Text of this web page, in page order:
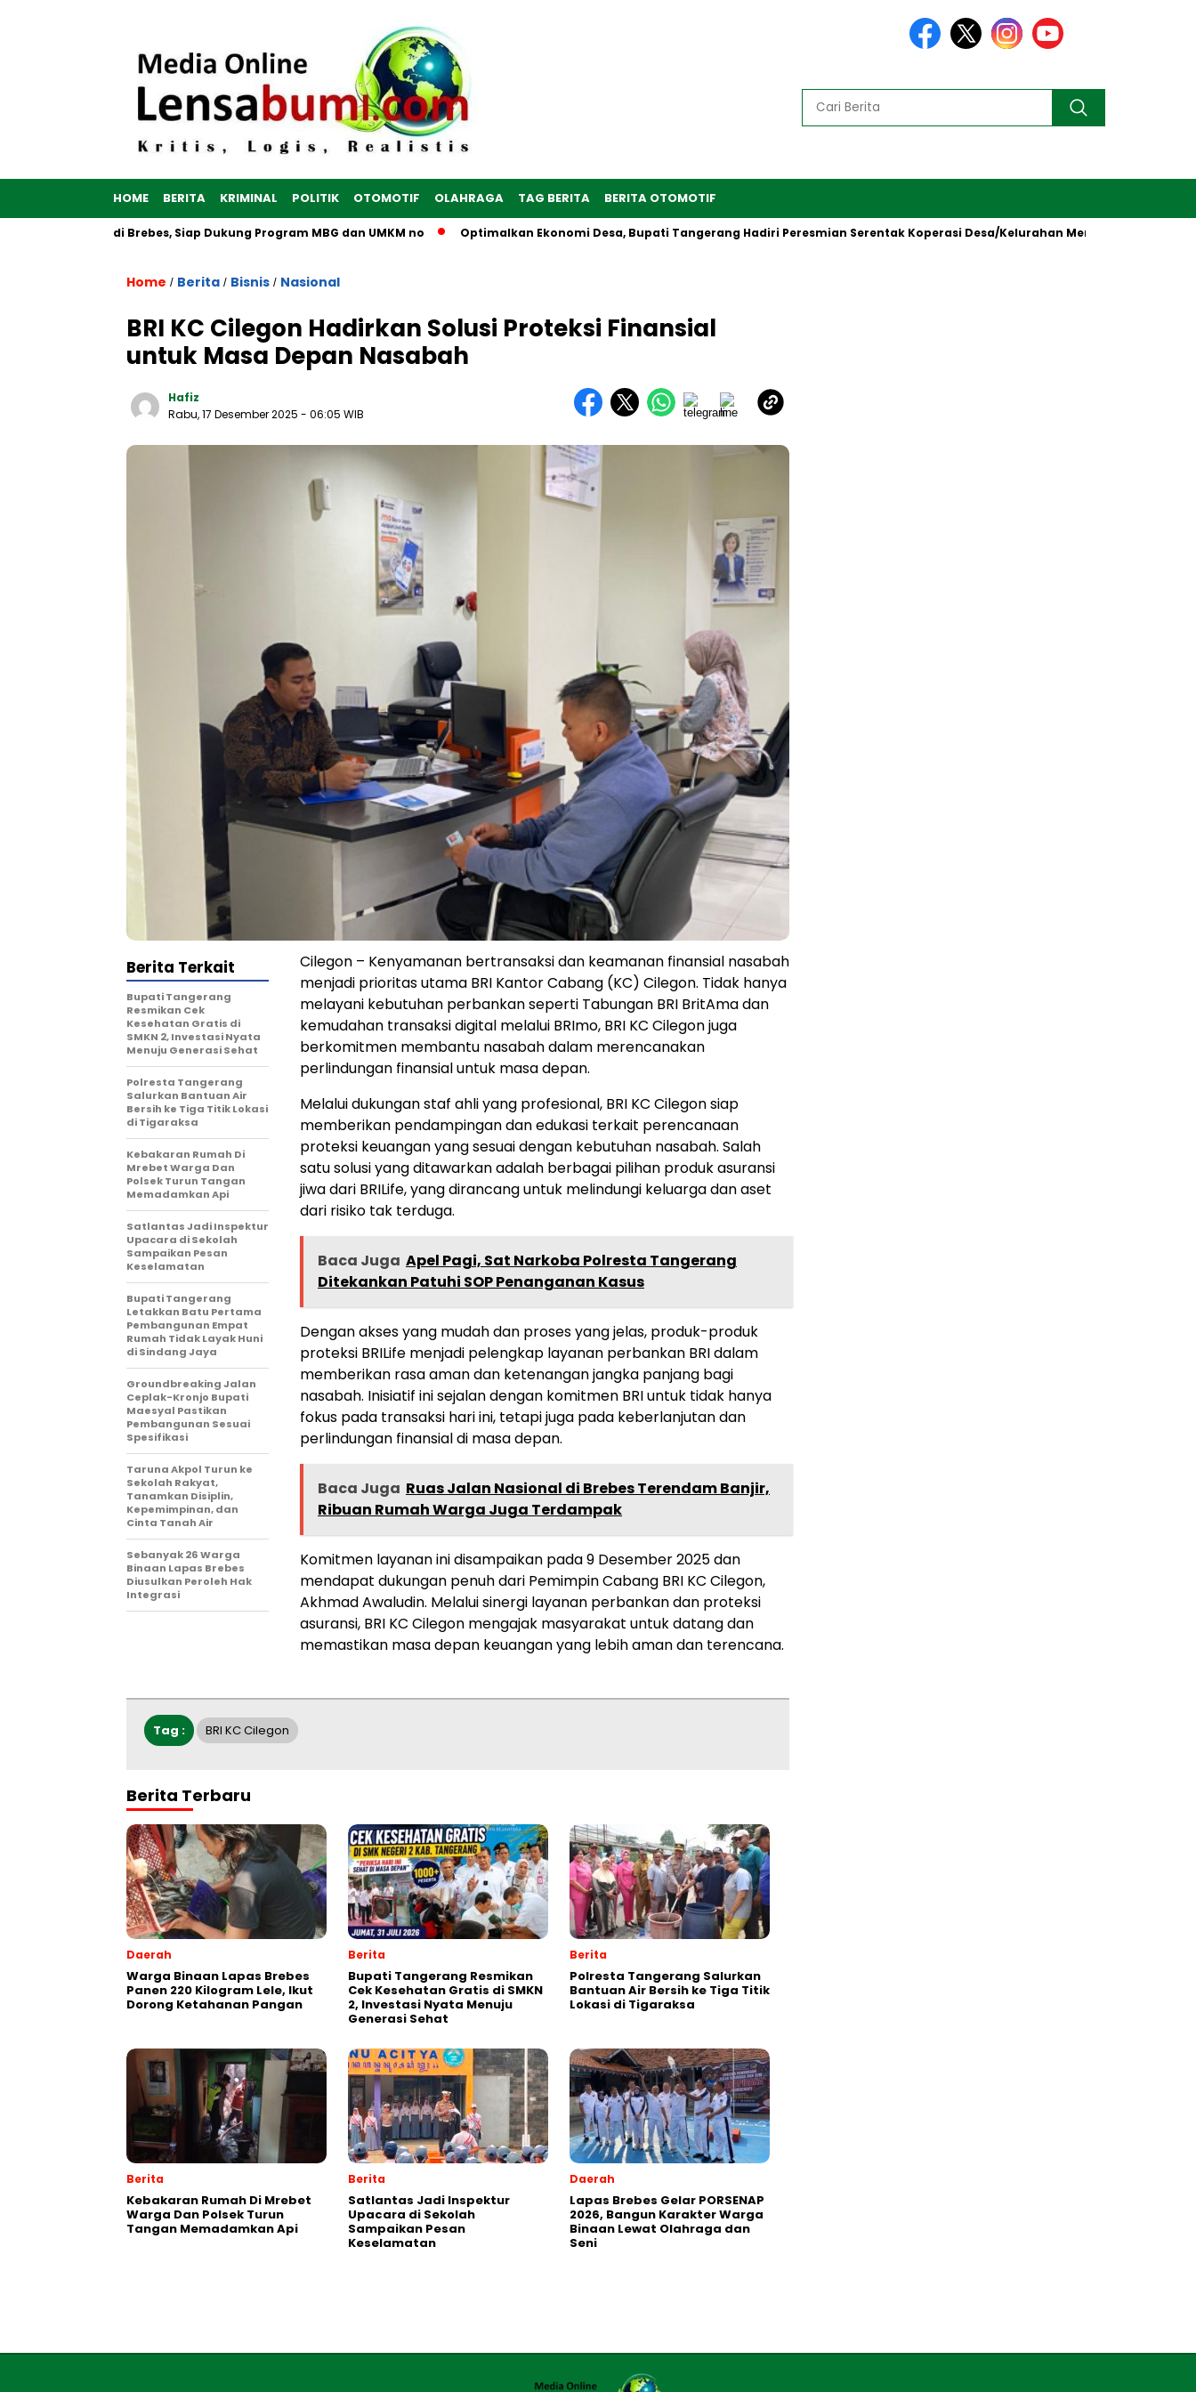
HOME BERITA KRIMINAL POLITIK OTOMOTIF OLAHRAGA TAG BERITA BERITA OTOMOTIF
Dibangun di Brebes, Siap Dukung Program MBG dan UMKM no Optimalkan Ekonomi Desa, Bupati Tangerang Hadiri Peresmian Serentak Koperasi Desa/Kelurahan Merah Putih oleh Presiden
Home / Berita / Bisnis / Nasional
BRI KC Cilegon Hadirkan Solusi Proteksi Finansial
untuk Masa Depan Nasabah
Hafiz
Rabu, 17 Desember 2025 - 06:05 WIB
Cilegon – Kenyamanan bertransaksi dan keamanan finansial nasabah
menjadi prioritas utama BRI Kantor Cabang (KC) Cilegon. Tidak hanya
melayani kebutuhan perbankan seperti Tabungan BRI BritAma dan
kemudahan transaksi digital melalui BRImo, BRI KC Cilegon juga
berkomitmen membantu nasabah dalam merencanakan
perlindungan finansial untuk masa depan.
Melalui dukungan staf ahli yang profesional, BRI KC Cilegon siap
memberikan pendampingan dan edukasi terkait perencanaan
proteksi keuangan yang sesuai dengan kebutuhan nasabah. Salah
satu solusi yang ditawarkan adalah berbagai pilihan produk asuransi
jiwa dari BRILife, yang dirancang untuk melindungi keluarga dan aset
dari risiko tak terduga.
Baca Juga Apel Pagi, Sat Narkoba Polresta Tangerang
Ditekankan Patuhi SOP Penanganan Kasus
Dengan akses yang mudah dan proses yang jelas, produk-produk
proteksi BRILife menjadi pelengkap layanan perbankan BRI dalam
memberikan rasa aman dan ketenangan jangka panjang bagi
nasabah. Inisiatif ini sejalan dengan komitmen BRI untuk tidak hanya
fokus pada transaksi hari ini, tetapi juga pada keberlanjutan dan
perlindungan finansial di masa depan.
Baca Juga Ruas Jalan Nasional di Brebes Terendam Banjir,
Ribuan Rumah Warga Juga Terdampak
Komitmen layanan ini disampaikan pada 9 Desember 2025 dan
mendapat dukungan penuh dari Pemimpin Cabang BRI KC Cilegon,
Akhmad Awaludin. Melalui sinergi layanan perbankan dan proteksi
asuransi, BRI KC Cilegon mengajak masyarakat untuk datang dan
memastikan masa depan keuangan yang lebih aman dan terencana.
Berita Terkait
‎Bupati Tangerang
Resmikan Cek
Kesehatan Gratis di
SMKN 2, Investasi Nyata
Menuju Generasi Sehat
Polresta Tangerang
Salurkan Bantuan Air
Bersih ke Tiga Titik Lokasi
di Tigaraksa
Kebakaran Rumah Di
Mrebet Warga Dan
Polsek Turun Tangan
Memadamkan Api
Satlantas Jadi Inspektur
Upacara di Sekolah
Sampaikan Pesan
Keselamatan
Bupati Tangerang
Letakkan Batu Pertama
Pembangunan Empat
Rumah Tidak Layak Huni
di Sindang Jaya
Groundbreaking Jalan
Ceplak-Kronjo Bupati
Maesyal Pastikan
Pembangunan Sesuai
Spesifikasi
Taruna Akpol Turun ke
Sekolah Rakyat,
Tanamkan Disiplin,
Kepemimpinan, dan
Cinta Tanah Air
Sebanyak 26 Warga
Binaan Lapas Brebes
Diusulkan Peroleh Hak
Integrasi
Tag : BRI KC Cilegon
Berita Terbaru
Daerah
Warga Binaan Lapas Brebes
Panen 220 Kilogram Lele, Ikut
Dorong Ketahanan Pangan
Berita
‎Bupati Tangerang Resmikan
Cek Kesehatan Gratis di SMKN
2, Investasi Nyata Menuju
Generasi Sehat
Berita
Polresta Tangerang Salurkan
Bantuan Air Bersih ke Tiga Titik
Lokasi di Tigaraksa
Berita
Kebakaran Rumah Di Mrebet
Warga Dan Polsek Turun
Tangan Memadamkan Api
Berita
Satlantas Jadi Inspektur
Upacara di Sekolah
Sampaikan Pesan
Keselamatan
Daerah
Lapas Brebes Gelar PORSENAP
2026, Bangun Karakter Warga
Binaan Lewat Olahraga dan
Seni